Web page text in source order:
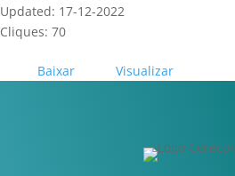
Updated: 17-12-2022
Cliques: 70
Baixar Visualizar